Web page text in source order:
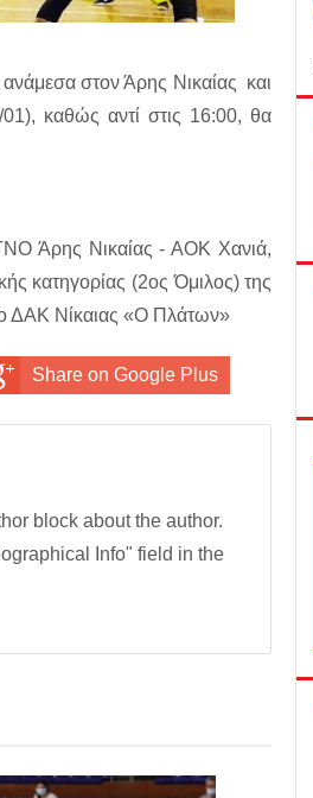
στον Άρης Νικαίας και
καθώς αντί στις 16:00, θα
Άρης Νικαίας - ΑΟΚ Χανιά,
κατηγορίας (2ος Όμιλος) της
ΔΑΚ Νίκαιας «Ο Πλάτων»
Share on Google Plus
block about the author.
Info" field in the